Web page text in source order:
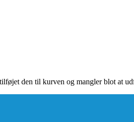
den til kurven og mangler blot at